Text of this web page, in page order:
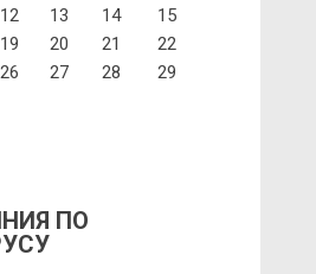
12 13 14
15
19 20 21
22
26 27 28
29
ПО